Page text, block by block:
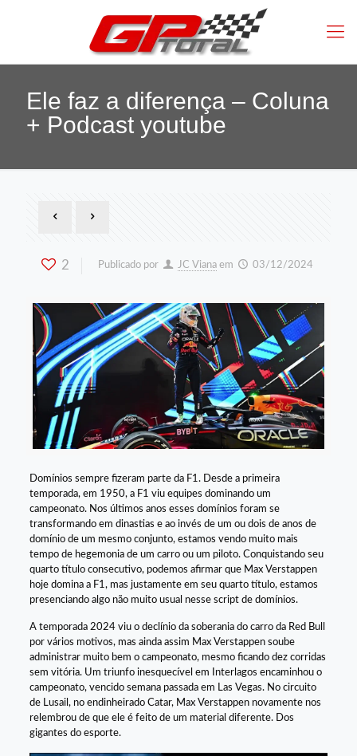
Ele faz a diferença – Coluna
+ Podcast youtube
2 Publicado por JC Viana em 03/12/2024
Domínios sempre fizeram parte da F1. Desde a primeira
temporada, em 1950, a F1 viu equipes dominando um
campeonato. Nos últimos anos esses domínios foram se
transformando em dinastias e ao invés de um ou dois de anos de
domínio de um mesmo conjunto, estamos vendo muito mais
tempo de hegemonia de um carro ou um piloto. Conquistando seu
quarto título consecutivo, podemos afirmar que Max Verstappen
hoje domina a F1, mas justamente em seu quarto título, estamos
presenciando algo não muito usual nesse script de domínios.
A temporada 2024 viu o declínio da soberania do carro da Red Bull
por vários motivos, mas ainda assim Max Verstappen soube
administrar muito bem o campeonato, mesmo ficando dez corridas
sem vitória. Um triunfo inesquecível em Interlagos encaminhou o
campeonato, vencido semana passada em Las Vegas. No circuito
de Lusail, no endinheirado Catar, Max Verstappen novamente nos
relembrou de que ele é feito de um material diferente. Dos
gigantes do esporte.